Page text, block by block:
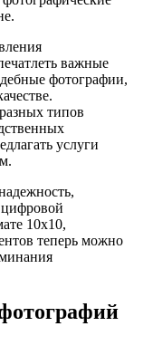
важные
фотографии,
типов
услуги
цифровой
10х10,
теперь можно